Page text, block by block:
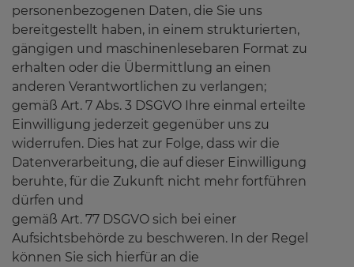
personenbezogenen Daten, die Sie uns
bereitgestellt haben, in einem strukturierten,
gängigen und maschinenlesebaren Format zu
erhalten oder die Übermittlung an einen
anderen Verantwortlichen zu verlangen;
gemäß Art. 7 Abs. 3 DSGVO Ihre einmal erteilte
Einwilligung jederzeit gegenüber uns zu
widerrufen. Dies hat zur Folge, dass wir die
Datenverarbeitung, die auf dieser Einwilligung
beruhte, für die Zukunft nicht mehr fortführen
dürfen und
gemäß Art. 77 DSGVO sich bei einer
Aufsichtsbehörde zu beschweren. In der Regel
können Sie sich hierfür an die